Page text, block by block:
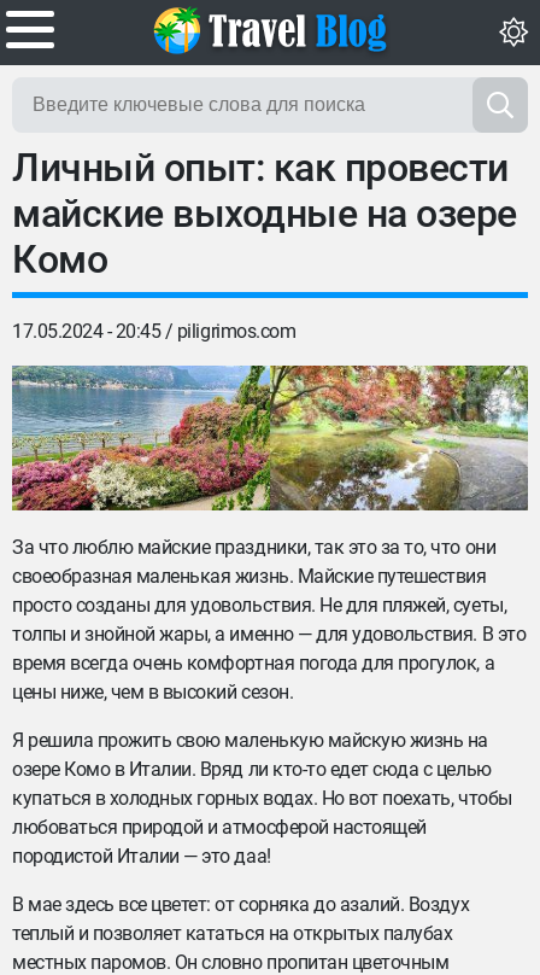
Личный опыт: как провести
майские выходные на озере
Комо
17.05.2024 - 20:45 / piligrimos.com
За что люблю майские праздники, так это за то, что они
своеобразная маленькая жизнь. Майские путешествия
просто созданы для удовольствия. Не для пляжей, суеты,
толпы и знойной жары, а именно — для удовольствия. В это
время всегда очень комфортная погода для прогулок, а
цены ниже, чем в высокий сезон.
Я решила прожить свою маленькую майскую жизнь на
озере Комо в Италии. Вряд ли кто-то едет сюда с целью
купаться в холодных горных водах. Но вот поехать, чтобы
любоваться природой и атмосферой настоящей
породистой Италии — это даа!
В мае здесь все цветет: от сорняка до азалий. Воздух
теплый и позволяет кататься на открытых палубах
местных паромов. Он словно пропитан цветочным